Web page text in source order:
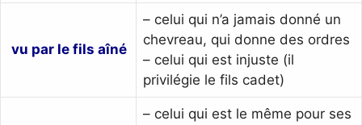
vu par le fils aîné
– celui qui n’a jamais donné un
chevreau, qui donne des ordres
– celui qui est injuste (il
privilégie le fils cadet)
– celui qui est le même pour ses